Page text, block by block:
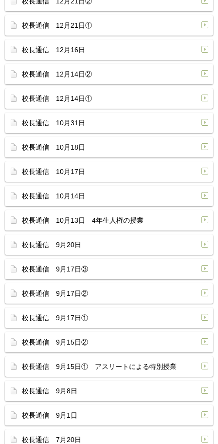
校長通信 12月21日①
校長通信 12月16日
校長通信 12月14日②
校長通信 12月14日①
校長通信 10月31日
校長通信 10月18日
校長通信 10月17日
校長通信 10月14日
校長通信 10月13日 4年生人権の授業
校長通信 9月20日
校長通信 9月17日③
校長通信 9月17日②
校長通信 9月17日①
校長通信 9月15日②
校長通信 9月15日① アスリートによる特別授業
校長通信 9月8日
校長通信 9月1日
校長通信 7月20日